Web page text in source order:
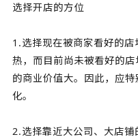
选择开店的方位
1.选择现在被商家看好的
热，而目前尚未被看好的
的商业价值大。因此，应
化。
2.选择靠近大公司、大店